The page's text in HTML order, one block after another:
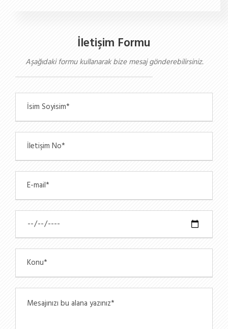
İletişim Formu
Aşağıdaki formu kullanarak bize mesaj gönderebilirsiniz.